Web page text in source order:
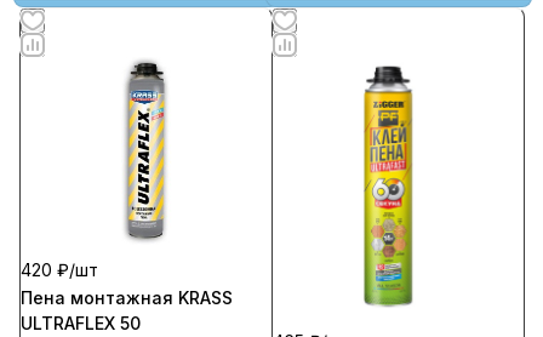
420 ₽/шт
Пена монтажная KRASS
ULTRAFLEX 50